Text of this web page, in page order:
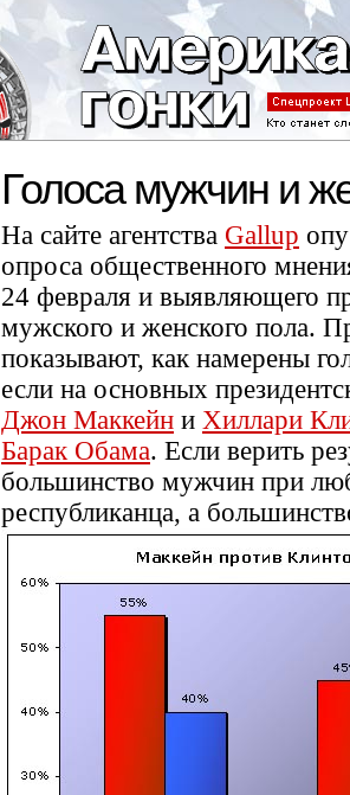
Голоса мужчин и
На сайте агентства Gallup
опроса общественного
24 февраля и выявляющего
мужского и женского пола.
показывают, как намерены
если на основных
Джон Маккейн и Хиллари
Барак Обама. Если верить
большинство мужчин при
республиканца, а